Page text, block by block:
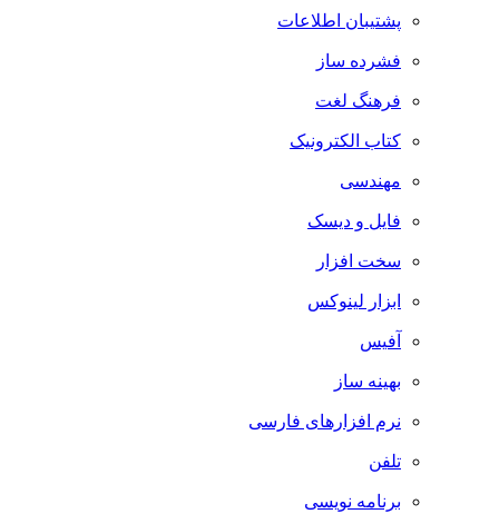
پشتیبان اطلاعات
فشرده ساز
فرهنگ لغت
کتاب الکترونیک
مهندسی
فایل و دیسک
سخت افزار
ابزار لینوکس
آفیس
بهینه ساز
نرم افزارهای فارسی
تلفن
برنامه نویسی